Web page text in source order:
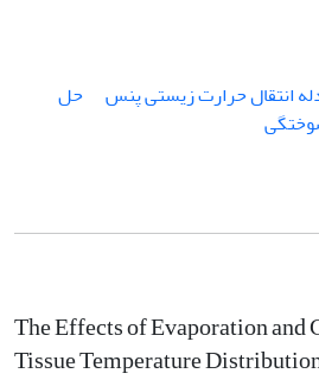
انتقال حرارت زیستی پنس
حل
The Effects of Evaporation and
Tissue Temperature